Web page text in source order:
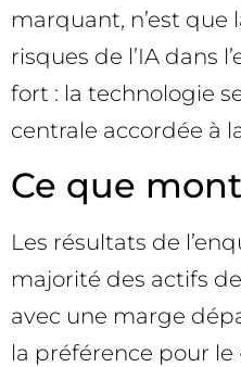
marquant, n’est
risques de l’IA dans
fort : la technologie
centrale accordée à
Ce que
Les résultats de
majorité des actifs
avec une marge
la préférence pour le